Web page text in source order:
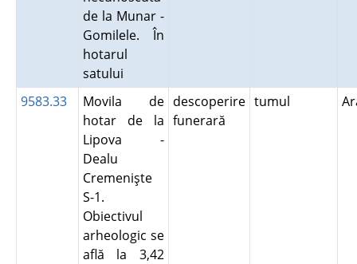
de la Munar -
Gomilele. În
hotarul
satului
9583.33
Movila de
hotar de la
Lipova -
Dealu
Cremenişte
S-1.
Obiectivul
arheologic se
află la 3,42
descoperire
funerară
tumul